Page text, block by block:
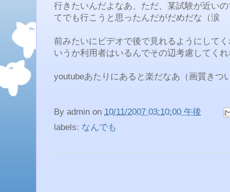
行きたいんだよなあ、ただ、某試験が近い
てでも行こうと思ったんだがだめだな（涙
前みたいにビデオで後で見れるようにして
いうか利用者はいるんでその辺考慮してく
youtubeあたりにあると楽だなあ（画質きつ
By admin on 10/11/2007 03:10:00 午後
labels: なんでも